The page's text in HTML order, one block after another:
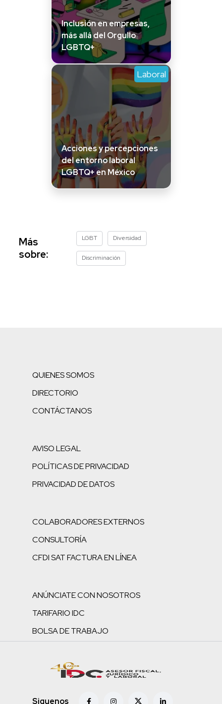
Inclusión en empresas,
más allá del Orgullo
LGBTQ+
Laboral
Acciones y percepciones
del entorno laboral
LGBTQ+ en México
Más
sobre:
LGBT Diversidad
Discriminación
QUIENES SOMOS
DIRECTORIO
CONTÁCTANOS
AVISO LEGAL
POLÍTICAS DE PRIVACIDAD
PRIVACIDAD DE DATOS
COLABORADORES EXTERNOS
CONSULTORÍA
CFDI SAT FACTURA EN LÍNEA
ANÚNCIATE CON NOSOTROS
TARIFARIO IDC
BOLSA DE TRABAJO
Siguenos